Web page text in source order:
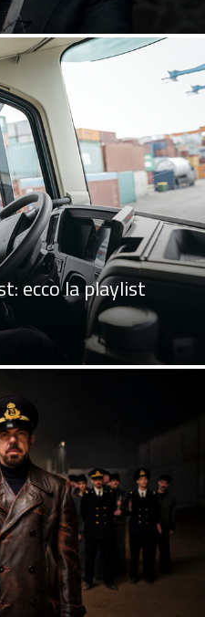
ecco la playlist